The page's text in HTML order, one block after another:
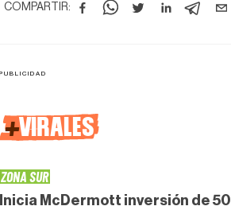
COMPARTIR:
+VIRALES
ZONA SUR
Inicia McDermott inversión de 50